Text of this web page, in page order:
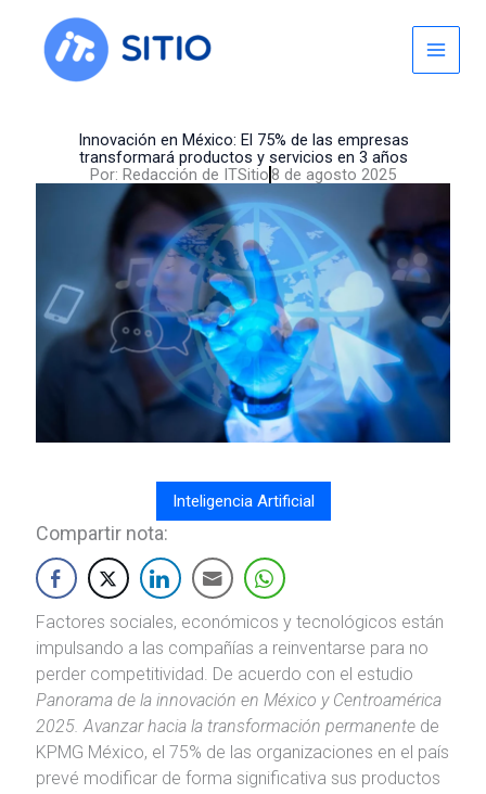
content
Innovación en México: El 75% de las empresas
transformará productos y servicios en 3 años
Por: Redacción de ITSitio8 de agosto 2025
Inteligencia Artificial
Compartir nota:
Factores sociales, económicos y tecnológicos están
impulsando a las compañías a reinventarse para no
perder competitividad. De acuerdo con el estudio
Panorama de la innovación en México y Centroamérica
2025. Avanzar hacia la transformación permanentede
KPMG México, el 75% de las organizaciones en el país
prevé modificar de forma significativa sus productos